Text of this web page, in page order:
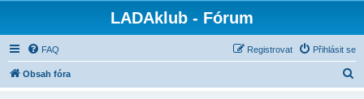
LADAklub - Fórum
FAQ Přihlásit se
Registrovat
Obsah fóra